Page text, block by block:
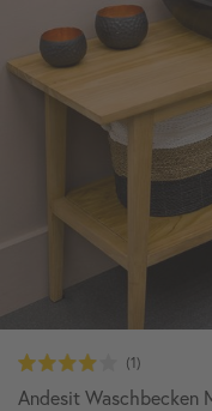
Andesit Waschbecken